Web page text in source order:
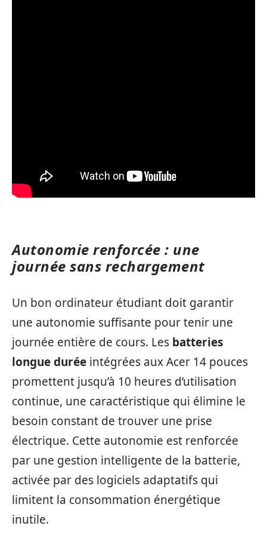
Autonomie renforcée : une
journée sans rechargement
Un bon ordinateur étudiant doit garantir
une autonomie suffisante pour tenir une
journée entière de cours. Les batteries
longue durée intégrées aux Acer 14 pouces
promettent jusqu’à 10 heures d’utilisation
continue, une caractéristique qui élimine le
besoin constant de trouver une prise
électrique. Cette autonomie est renforcée
par une gestion intelligente de la batterie,
activée par des logiciels adaptatifs qui
limitent la consommation énergétique
inutile.